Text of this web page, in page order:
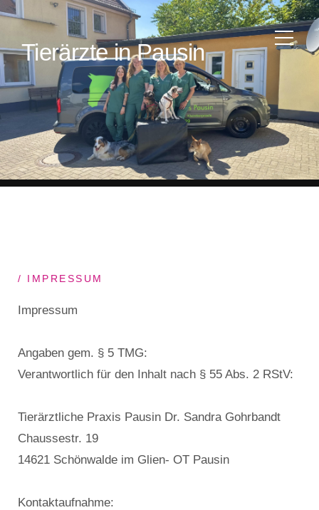
Tierärzte in Pausin
IMPRESSUM
Impressum
Angaben gem. § 5 TMG:
Verantwortlich für den Inhalt nach § 55 Abs. 2 RStV:
Tierärztliche Praxis Pausin Dr. Sandra Gohrbandt
Chaussestr. 19
14621 Schönwalde im Glien- OT Pausin
Kontaktaufnahme: